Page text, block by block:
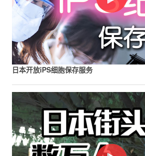
日本开放iPS细胞保存服务